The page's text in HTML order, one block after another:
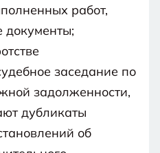
работ,
документы;
заседание по
задолженности,
дубликаты
об